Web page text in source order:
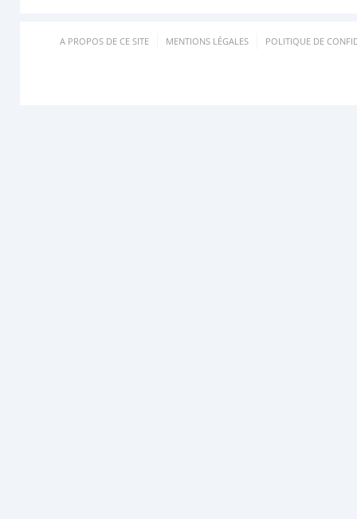
A PROPOS DE CE SITE MENTIONS LÉGALES POLITIQUE DE